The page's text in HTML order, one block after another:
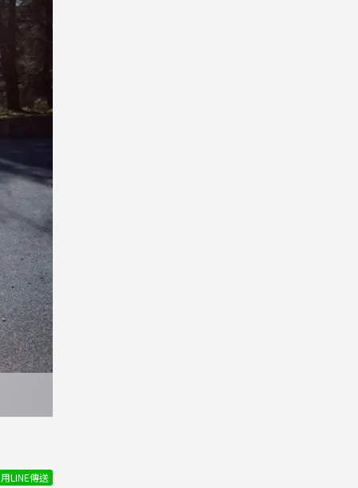
用LINE傳送